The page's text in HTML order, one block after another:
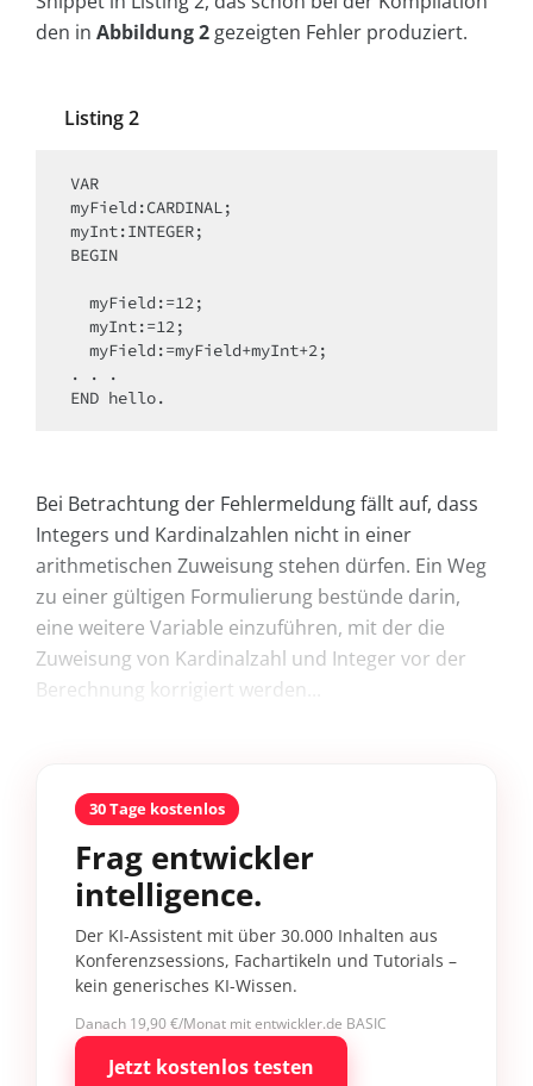
den in Abbildung 2 gezeigten Fehler produziert.
Listing 2
VAR
myField:CARDINAL;
myInt:INTEGER;
BEGIN
. . .
END hello.
Bei Betrachtung der Fehlermeldung fällt auf, dass
Integers und Kardinalzahlen nicht in einer
arithmetischen Zuweisung stehen dürfen. Ein Weg
zu einer gültigen Formulierung bestünde darin,
eine weitere Variable einzuführen, mit der die
Zuweisung von Kardinalzahl und Integer vor der
Berechnung korrigiert werden...
30 Tage kostenlos
Frag entwickler
intelligence.
Der KI-Assistent mit über 30.000 Inhalten aus
Konferenzsessions, Fachartikeln und Tutorials –
kein generisches KI-Wissen.
Danach 19,90 €/Monat mit entwickler.de BASIC
Jetzt kostenlos testen